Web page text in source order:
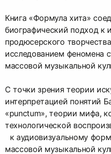
Книга «Формула хита»
биографический подход к
продюсерского
исследованием феномена
массовой музыкальной
С точки зрения теории
интерпретацией понятий
«punctum», теории мифа,
технологической
к аудиовизуальному
массовой музыкальной